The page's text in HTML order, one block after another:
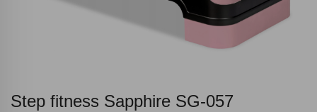
Step fitness Sapphire SG-057